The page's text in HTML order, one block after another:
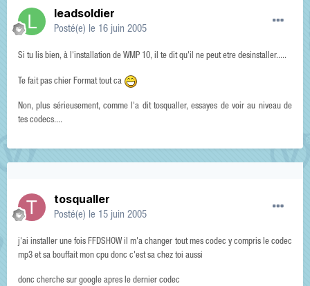
leadsoldier
Posté(e) le 16 juin 2005
Si tu lis bien, à l'installation de WMP 10, il te dit qu'il ne peut etre desinstaller.....
Te fait pas chier Format tout ca
Non, plus sérieusement, comme l'a dit tosqualler, essayes de voir au niveau de
tes codecs....
tosqualler
Posté(e) le 15 juin 2005
j'ai installer une fois FFDSHOW il m'a changer tout mes codec y compris le codec
mp3 et sa bouffait mon cpu donc c'est sa chez toi aussi
donc cherche sur google apres le dernier codec